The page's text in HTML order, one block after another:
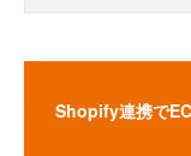
Shopify連携で